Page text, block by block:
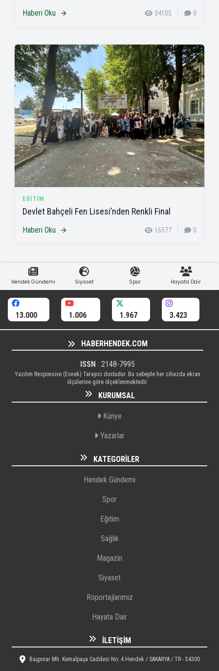
Haberi Oku 34105 0
EĞITIM
Devlet Bahçeli Fen Lisesi’nden Renkli Final
Haberi Oku 16577 0
Hendek Gündemi Siyaset Spor Hayata Dair
13.000 1.006 1.967 3.423
HABERHENDEK.COM
ISSN : 2148-7995
Yazılım Responsive (Esnek) Tarayıcı dostudur. Bu sebeple her cihazda ekran
ölçülerine göre ölçeklenmektedir.
KURUMSAL
Künye
Yazarlar
KATEGORILER
Hendek Gündemi
Spor
Eğitim
Sağlık
Magazin
Siyaset
Röportajlarımız
Hayata Dair
İLETIŞIM
Başpınar Mh. Kemalpaşa Caddesi No: 4 Hendek / SAKARYA / TR - 54300